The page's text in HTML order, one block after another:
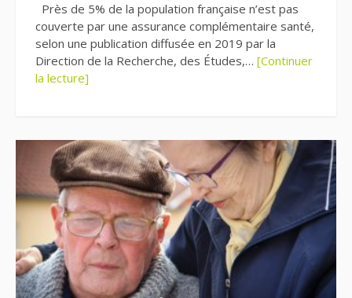
Près de 5% de la population française n’est pas
couverte par une assurance complémentaire santé,
selon une publication diffusée en 2019 par la
Direction de la Recherche, des Études,… [Continuer
la lecture]